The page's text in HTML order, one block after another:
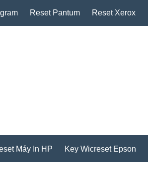
Reset Pantum Reset Xerox
Máy In HP Key Wicreset Epson